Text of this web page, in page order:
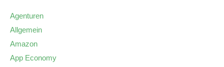
Agenturen
Allgemein
Amazon
App Economy